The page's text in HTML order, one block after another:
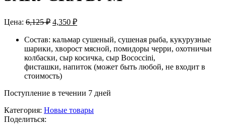
Цена: 6,125₽ 4,350 ₽
Состав: кальмар сушеный, сушеная рыба, кукурузные
шарики, хворост мясной, помидоры черри, охотничьи
колбаски, сыр косичка, сыр Bococcini,
фисташки, напиток (может быть любой, не входит в
стоимость)
Поступление в течении 7 дней
Категория: Новые товары
Поделиться: